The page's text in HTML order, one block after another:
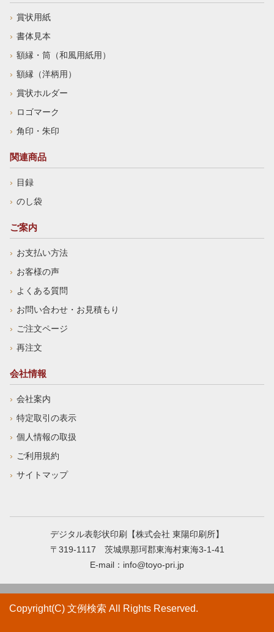
賞状用紙
書体見本
額縁・筒（和風用紙用）
額縁（洋柄用）
賞状ホルダー
ロゴマーク
角印・朱印
関連商品
目録
のし袋
ご案内
お支払い方法
お客様の声
よくある質問
お問い合わせ・お見積もり
ご注文ページ
再注文
会社情報
会社案内
特定取引の表示
個人情報の取扱
ご利用規約
サイトマップ
デジタル表彰状印刷【株式会社 東陽印刷所】
〒319-1117 茨城県那珂郡東海村東海3-1-41
E-mail： info@toyo-pri.jp
Copyright(C) 文例検索 All Rights Reserved.